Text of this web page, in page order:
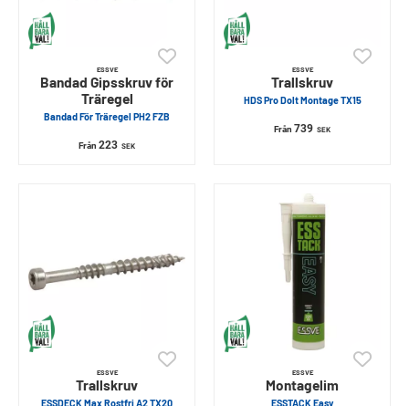
ESSVE
Bandad Gipsskruv för
Träregel
Bandad För Träregel PH2 FZB
Från 223 SEK
ESSVE
Trallskruv
HDS Pro Dolt Montage TX15
Från 739 SEK
ESSVE
Trallskruv
ESSDECK Max Rostfri A2 TX20
ESSVE
Montagelim
ESSTACK Easy